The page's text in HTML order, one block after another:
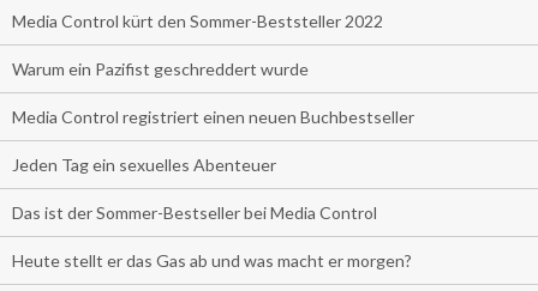
Media Control kürt den Sommer-Beststeller 2022
Warum ein Pazifist geschreddert wurde
Media Control registriert einen neuen Buchbestseller
Jeden Tag ein sexuelles Abenteuer
Das ist der Sommer-Bestseller bei Media Control
Heute stellt er das Gas ab und was macht er morgen?